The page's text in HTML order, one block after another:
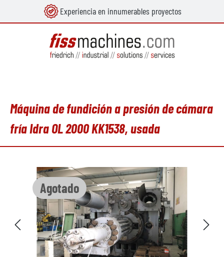
principal Experiencia en innumerables proyectos
Máquina de fundición a presión de cámara
fría Idra OL 2000 KK1538, usada
Agotado
Omitir galería de imágenes